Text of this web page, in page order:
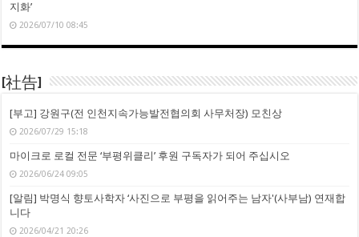
지화’
2026/07/10 08:45
[社告]
[부고] 강원구(전 인천지속가능발전협의회 사무처장) 모친상
2026/07/29 15:18
마이크로 로컬 전문 ‘부평위클리’ 후원 구독자가 되어 주십시오
2026/06/24 09:05
[알림] 박명식 향토사학자 ‘사진으로 부평을 읽어주는 남자'(사부남) 연재합
니다
2026/04/21 20:26